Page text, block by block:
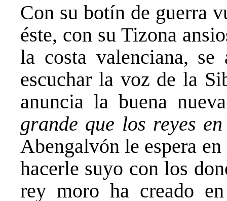
Con su botín de guerra
éste, con su Tizona
la costa valenciana,
escuchar la voz de la
anuncia la buena
grande que los reyes
Abengalvón le espera
hacerle suyo con los
rey moro ha creado